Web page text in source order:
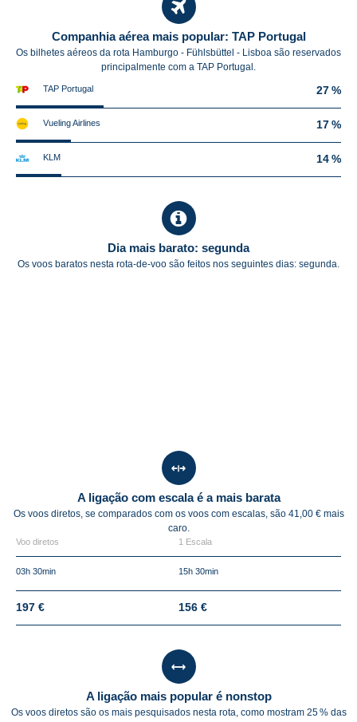
Companhia aérea mais popular: TAP Portugal
Os bilhetes aéreos da rota Hamburgo - Fühlsbüttel - Lisboa são reservados
principalmente com a TAP Portugal.
TAP Portugal 27 %
Vueling Airlines 17 %
KLM 14 %
Dia mais barato: segunda
Os voos baratos nesta rota-de-voo são feitos nos seguintes dias: segunda.
A ligação com escala é a mais barata
Os voos diretos, se comparados com os voos com escalas, são 41,00 € mais
caro.
Voo diretos 1 Escala
03h 30min 15h 30min
197 € 156 €
A ligação mais popular é nonstop
Os voos diretos são os mais pesquisados nesta rota, como mostram 25 % das